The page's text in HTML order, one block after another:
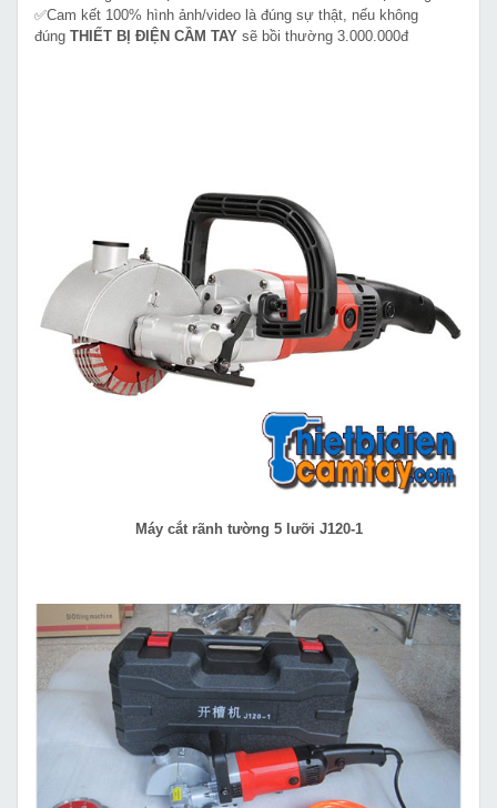
✅Cam kết 100% hình ảnh/video là đúng sự thật, nếu không
đúng THIẾT BỊ ĐIỆN CẦM TAY sẽ bồi thường 3.000.000đ
Máy cắt rãnh tường 5 lưỡi J120-1